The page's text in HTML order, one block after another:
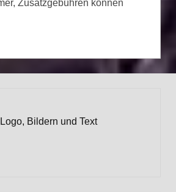
Zusatzgebühren können
Bildern und Text